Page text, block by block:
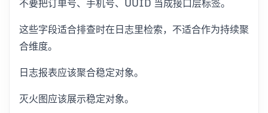
这些字段适合排查时在日志里检索，不适合作为持续聚
合维度。
日志报表应该聚合稳定对象。
灭火图应该展示稳定对象。